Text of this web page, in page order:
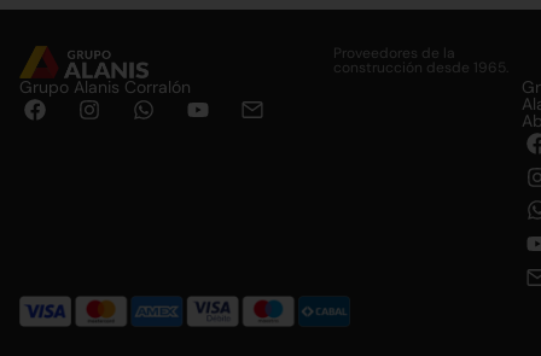
Proveedores de la
construcción desde 1965.
Grupo Alanis Corralón